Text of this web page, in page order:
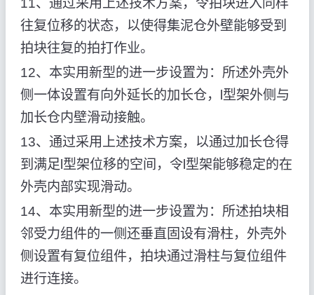
往复位移的状态，以使得集泥仓外壁能够受到
拍块往复的拍打作业。
12、本实用新型的进一步设置为：所述外壳外
侧一体设置有向外延长的加长仓，l型架外侧与
加长仓内壁滑动接触。
13、通过采用上述技术方案，以通过加长仓得
到满足l型架位移的空间，令l型架能够稳定的在
外壳内部实现滑动。
14、本实用新型的进一步设置为：所述拍块相
邻受力组件的一侧还垂直固设有滑柱，外壳外
侧设置有复位组件，拍块通过滑柱与复位组件
进行连接。